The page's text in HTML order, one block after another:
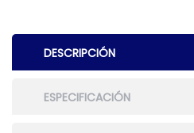
DESCRIPCIÓN
ESPECIFICACIÓN